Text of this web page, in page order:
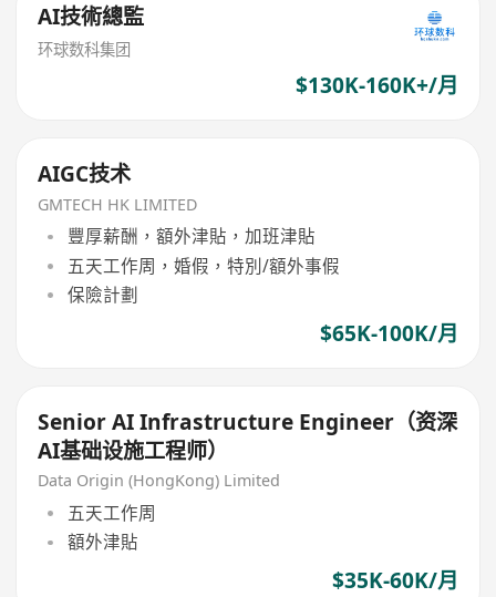
AI技術總監
环球数科集团
$130K-160K+/月
AIGC技术
GMTECH HK LIMITED
豐厚薪酬，額外津貼，加班津貼
五天工作周，婚假，特別/額外事假
保險計劃
$65K-100K/月
Senior AI Infrastructure Engineer（资深
AI基础设施工程师）
Data Origin (HongKong) Limited
五天工作周
額外津貼
$35K-60K/月